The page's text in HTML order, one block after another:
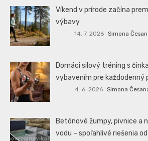
Víkend v prírode začína
výbavy
14. 7. 2026 Simona
Domáci silový tréning s
vybavením pre každodenný
4. 6. 2026 Simona
Betónové žumpy, pivnice a
vodu – spoľahlivé riešenia